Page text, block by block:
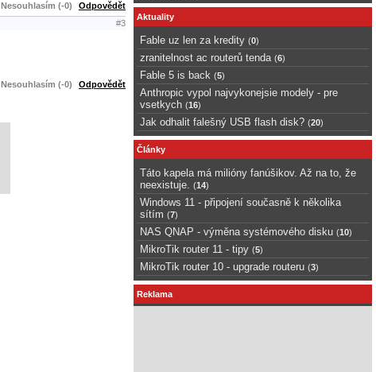
Nesouhlasím (-0) Odpovědět
#3
Nesouhlasím (-0) Odpovědět
Aktuality
Fable uz len za kredity (0)
zranitelnost ac routerů tenda (6)
Fable 5 is back (5)
Anthropic vypol najvykonejsie modely - pre
vsetkych (16)
Jak odhalit falešný USB flash disk? (20)
Články
Táto kapela má milióny fanúšikov. Až na to, že
neexistuje.
(14)
Windows 11 - připojení současně k několika
sítím (7)
NAS QNAP - výměna systémového disku (10)
MikroTik router 11 - tipy (5)
MikroTik router 10 - upgrade routeru (3)
Reklama